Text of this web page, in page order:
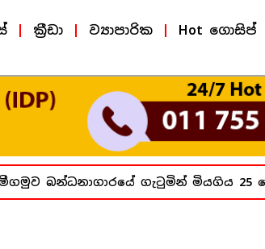
ක්‍රීඩා ව්‍යාපාරික Hot ගොසිප්
බන්ධනාගාරයේ ගැටුමින් මියගිය 25